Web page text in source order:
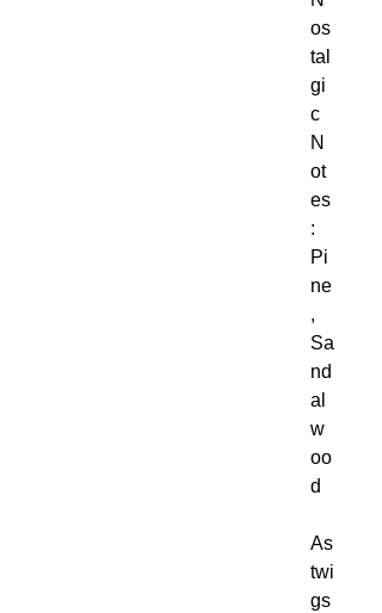
os
tal
gi
c
N
ot
es
:
Pi
ne
,
Sa
nd
al
w
oo
d
As
twi
gs